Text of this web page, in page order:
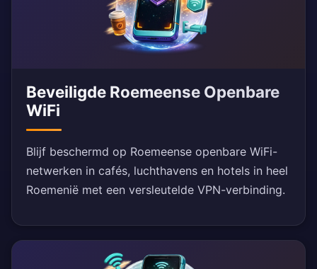
Beveiligde Roemeense Openbare
WiFi
Blijf beschermd op Roemeense openbare WiFi-
netwerken in cafés, luchthavens en hotels in heel
Roemenië met een versleutelde VPN-verbinding.